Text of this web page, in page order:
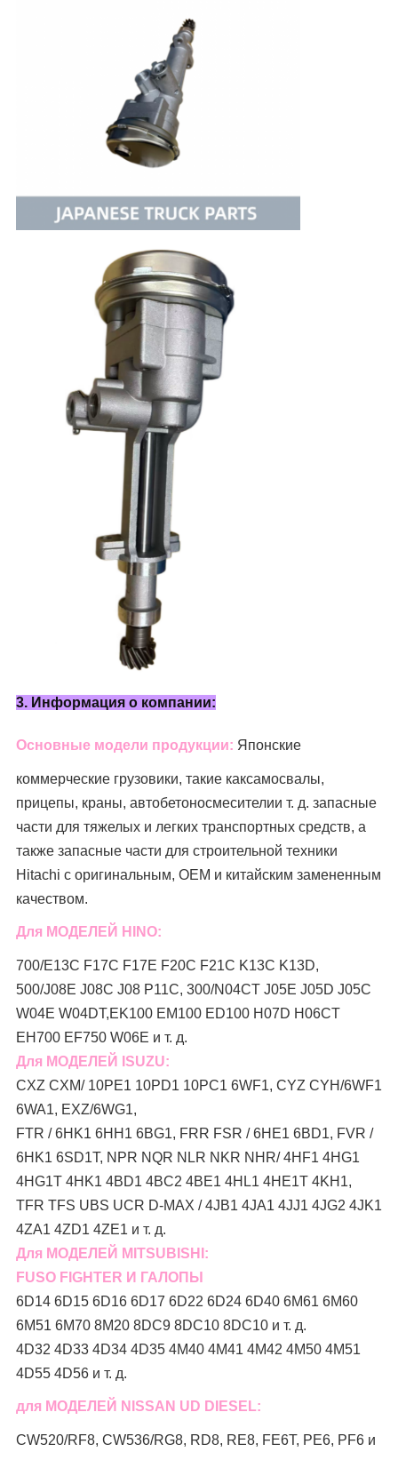
3. Информация о компании:
Основные модели продукции: Японские
коммерческие грузовики, такие каксамосвалы,
прицепы, краны, автобетоносмесителии т. д. запасные
части для тяжелых и легких транспортных средств, а
также запасные части для строительной техники
Hitachi с оригинальным, OEM и китайским замененным
качеством.
Для МОДЕЛЕЙ HINO:
700/E13C F17C F17E F20C F21C K13C K13D,
500/J08E J08C J08 P11C, 300/N04CT J05E J05D J05C
W04E W04DT,EK100 EM100 ED100 H07D H06CT
EH700 EF750 W06E и т. д.
Для МОДЕЛЕЙ ISUZU:
CXZ CXM/ 10PE1 10PD1 10PC1 6WF1, CYZ CYH/6WF1
6WA1, EXZ/6WG1,
FTR / 6HK1 6HH1 6BG1, FRR FSR / 6HE1 6BD1, FVR /
6HK1 6SD1T, NPR NQR NLR NKR NHR/ 4HF1 4HG1
4HG1T 4HK1 4BD1 4BC2 4BE1 4HL1 4HE1T 4KH1,
TFR TFS UBS UCR D-MAX / 4JB1 4JA1 4JJ1 4JG2 4JK1
4ZA1 4ZD1 4ZE1 и т. д.
Для МОДЕЛЕЙ MITSUBISHI:
FUSO FIGHTER И ГАЛОПЫ
6D14 6D15 6D16 6D17 6D22 6D24 6D40 6M61 6M60
6M51 6M70 8M20 8DC9 8DC10 8DC10 и т. д.
4D32 4D33 4D34 4D35 4M40 4M41 4M42 4M50 4M51
4D55 4D56 и т. д.
для МОДЕЛЕЙ NISSAN UD DIESEL:
CW520/RF8, CW536/RG8, RD8, RE8, FE6T, PE6, PF6 и